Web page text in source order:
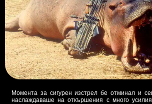
Момента за сигурен изстрел бе отминал и
наслаждаваше на откършения с много